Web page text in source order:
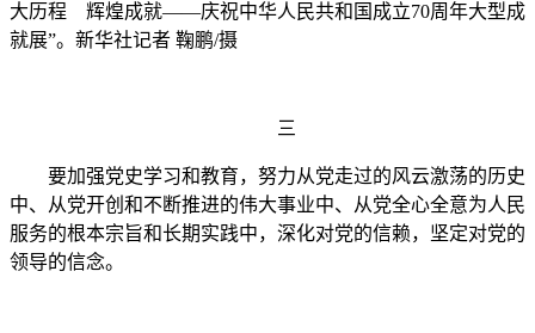
大历程 辉煌成就——庆祝中华人民共和国成立70周年大型成
就展”。新华社记者 鞠鹏/摄
三
要加强党史学习和教育，努力从党走过的风云激荡的历史
中、从党开创和不断推进的伟大事业中、从党全心全意为人民
服务的根本宗旨和长期实践中，深化对党的信赖，坚定对党的
领导的信念。